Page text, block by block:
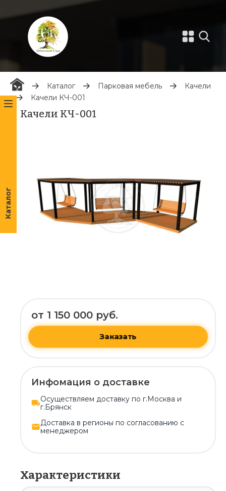
Каталог Парковая мебель
Качели
Качели КЧ-001
Качели КЧ-001
Каталог
от 1 150 000 руб.
Заказать
Инфомация о доставке
Осуществляем доставку по г.Москва и
г.Брянск
Доставка в регионы по согласованию с
менеджером
Характеристики